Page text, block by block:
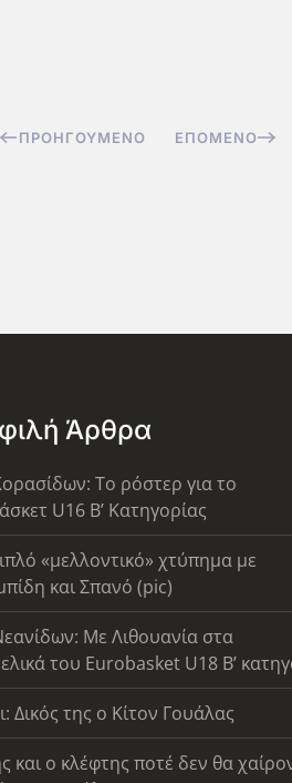
ΠΡΟΗΓΟΎΜΕΝΟ ΕΠΌΜΕΝΟ
Άρθρα
Το ρόστερ για το
U16 B’ Κατηγορίας
«μελλοντικό» χτύπημα με
και Σπανό (pic)
Με Λιθουανία στα
του Eurobasket U18 Β’
Δικός της ο Κίτον Γουάλας
και ο κλέφτης ποτέ δεν θα